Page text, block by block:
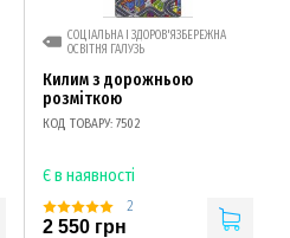
СОЦІАЛЬНА І ЗДОРОВ'ЯЗБЕРЕЖНА
ОСВІТНЯ ГАЛУЗЬ
Килим з дорожньою
розміткою
КОД ТОВАРУ: 7502
Є в наявності
2
2 550 грн